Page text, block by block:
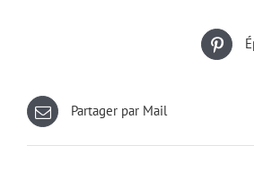
Partager par Mail